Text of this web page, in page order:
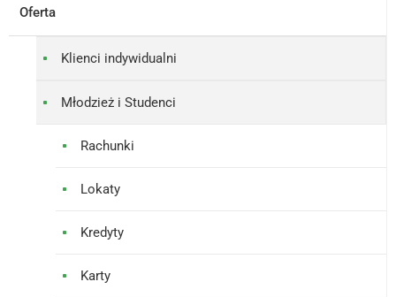
Oferta
Klienci indywidualni
Młodzież i Studenci
Rachunki
Lokaty
Kredyty
Karty